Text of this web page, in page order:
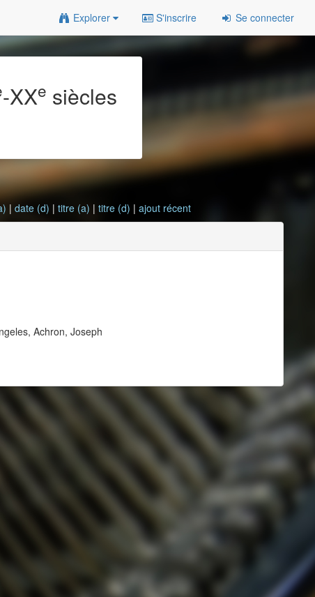
Explorer S'inscrire Se connecter
-XXe siècles
|date (d) |titre (a) |titre (d) |ajout récent
Achron, Joseph